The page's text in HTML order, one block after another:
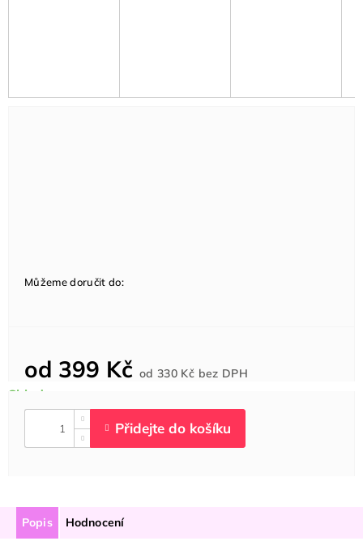
od 399 Kč od330 Kč bez DPHcena:
Můžeme doručit do:
Popis Hodnocení